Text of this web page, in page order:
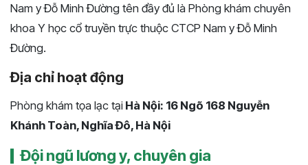
Nam y Đỗ Minh Đường tên đầy đủ là Phòng khám chuyên
khoa Y học cổ truyền trực thuộc CTCP Nam y Đỗ Minh
Đường.
Địa chỉ hoạt động
Phòng khám tọa lạc tại Hà Nội: 16 Ngõ 168 Nguyễn
Khánh Toàn, Nghĩa Đô, Hà Nội
Đội ngũ lương y, chuyên gia